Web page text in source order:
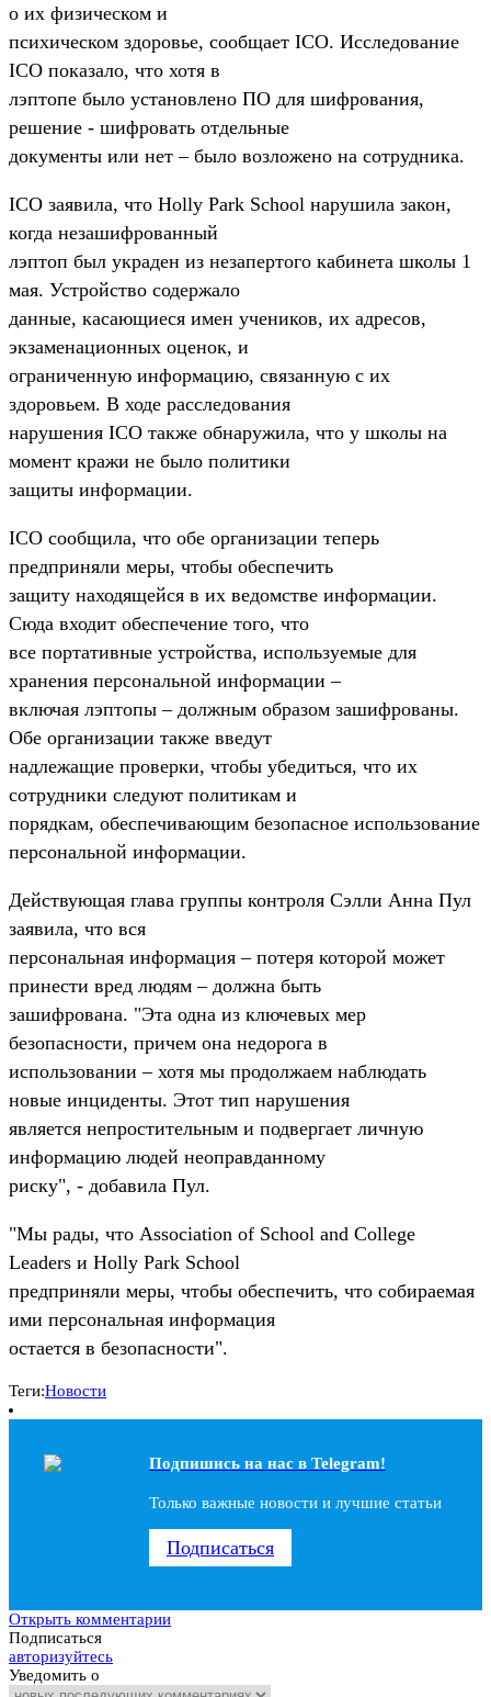
о их физическом и
психическом здоровье, сообщает ICO. Исследование
ICO показало, что хотя в
лэптопе было установлено ПО для шифрования,
решение - шифровать отдельные
документы или нет – было возложено на сотрудника.
ICO заявила, что Holly Park School нарушила закон,
когда незашифрованный
лэптоп был украден из незапертого кабинета школы 1
мая. Устройство содержало
данные, касающиеся имен учеников, их адресов,
экзаменационных оценок, и
ограниченную информацию, связанную с их
здоровьем. В ходе расследования
нарушения ICO также обнаружила, что у школы на
момент кражи не было политики
защиты информации.
ICO сообщила, что обе организации теперь
предприняли меры, чтобы обеспечить
защиту находящейся в их ведомстве информации.
Сюда входит обеспечение того, что
все портативные устройства, используемые для
хранения персональной информации –
включая лэптопы – должным образом зашифрованы.
Обе организации также введут
надлежащие проверки, чтобы убедиться, что их
сотрудники следуют политикам и
порядкам, обеспечивающим безопасное использование
персональной информации.
Действующая глава группы контроля Сэлли Анна Пул
заявила, что вся
персональная информация – потеря которой может
принести вред людям – должна быть
зашифрована. "Эта одна из ключевых мер
безопасности, причем она недорога в
использовании – хотя мы продолжаем наблюдать
новые инциденты. Этот тип нарушения
является непростительным и подвергает личную
информацию людей неоправданному
риску", - добавила Пул.
"Мы рады, что Association of School and College
Leaders и Holly Park School
предприняли меры, чтобы обеспечить, что собираемая
ими персональная информация
остается в безопасности".
Теги:Новости
Подпишись на наc в Telegram!
Только важные новости и лучшие статьи
Подписаться
Открыть комментарии
Подписаться
авторизуйтесь
Уведомить о